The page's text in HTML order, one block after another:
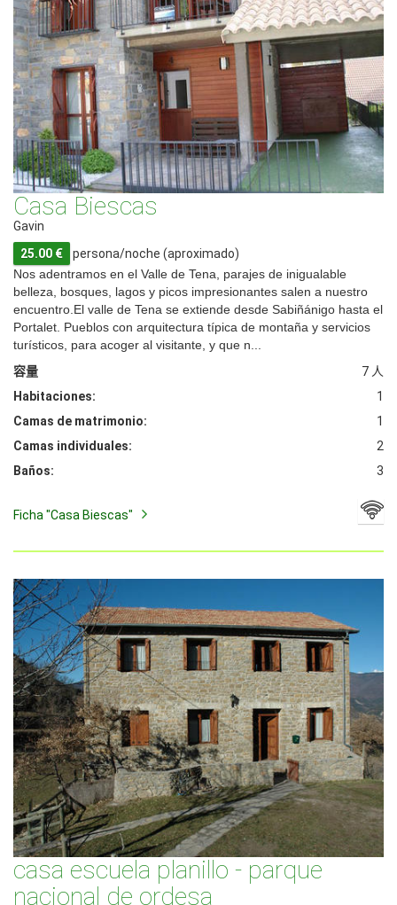
Casa Biescas
Gavin
25.00 €
persona/noche (aproximado)
Nos adentramos en el Valle de Tena, parajes de inigualable
belleza, bosques, lagos y picos impresionantes salen a nuestro
encuentro.El valle de Tena se extiende desde Sabiñánigo hasta el
Portalet. Pueblos con arquitectura típica de montaña y servicios
turísticos, para acoger al visitante, y que n...
容量
7 人
Habitaciones:
1
Camas de matrimonio:
1
Camas individuales:
2
Baños:
3
Ficha "Casa Biescas"
casa escuela planillo - parque
nacional de ordesa